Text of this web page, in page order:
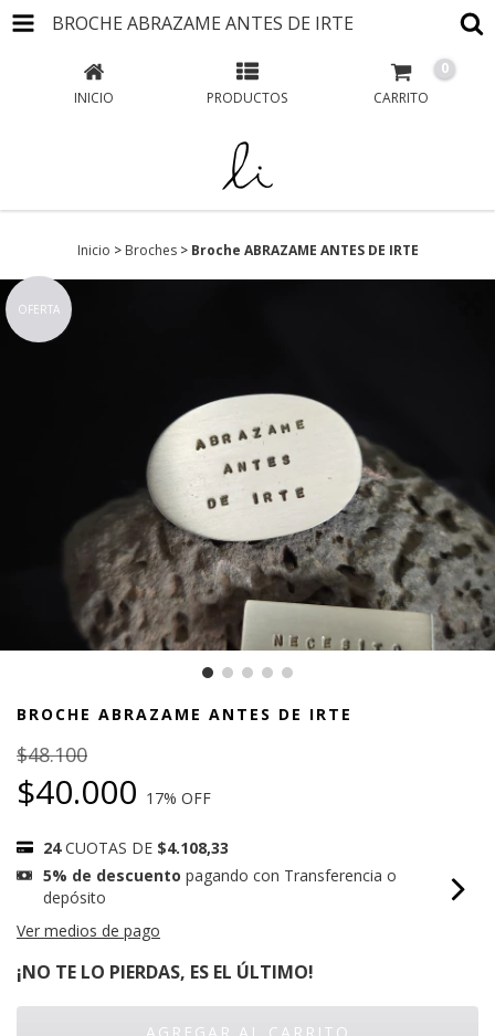
BROCHE ABRAZAME ANTES DE IRTE
INICIO PRODUCTOS CARRITO
0
Inicio > Broches > Broche ABRAZAME ANTES DE IRTE
OFERTA
BROCHE ABRAZAME ANTES DE IRTE
$48.100
$40.000 17% OFF
24 CUOTAS DE $4.108,33
5% de descuento pagando con Transferencia o
depósito
Ver medios de pago
¡NO TE LO PIERDAS, ES EL ÚLTIMO!